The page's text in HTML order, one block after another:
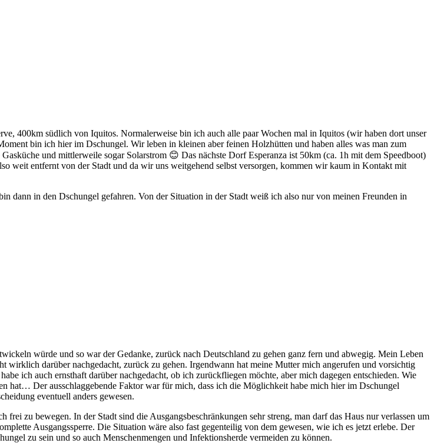
400km südlich von Iquitos. Normalerweise bin ich auch alle paar Wochen mal in Iquitos (wir haben dort unser
bin ich hier im Dschungel. Wir leben in kleinen aber feinen Holzhütten und haben alles was man zum
und mittlerweile sogar Solarstrom 😊 Das nächste Dorf Esperanza ist 50km (ca. 1h mit dem Speedboot)
weit entfernt von der Stadt und da wir uns weitgehend selbst versorgen, kommen wir kaum in Kontakt mit
dann in den Dschungel gefahren. Von der Situation in der Stadt weiß ich also nur von meinen Freunden in
würde und so war der Gedanke, zurück nach Deutschland zu gehen ganz fern und abwegig. Mein Leben
wirklich darüber nachgedacht, zurück zu gehen. Irgendwann hat meine Mutter mich angerufen und vorsichtig
ich auch ernsthaft darüber nachgedacht, ob ich zurückfliegen möchte, aber mich dagegen entschieden. Wie
hat… Der ausschlaggebende Faktor war für mich, dass ich die Möglichkeit habe mich hier im Dschungel
eventuell anders gewesen.
zu bewegen. In der Stadt sind die Ausgangsbeschränkungen sehr streng, man darf das Haus nur verlassen um
Ausgangssperre. Die Situation wäre also fast gegenteilig von dem gewesen, wie ich es jetzt erlebe. Der
zu sein und so auch Menschenmengen und Infektionsherde vermeiden zu können.